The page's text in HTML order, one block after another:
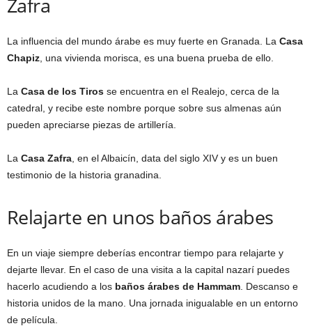
Zafra
La influencia del mundo árabe es muy fuerte en Granada. La Casa
Chapiz , una vivienda morisca, es una buena prueba de ello.
La Casa de los Tiros se encuentra en el Realejo, cerca de la
catedral, y recibe este nombre porque sobre sus almenas aún
pueden apreciarse piezas de artillería.
La Casa Zafra , en el Albaicín, data del siglo XIV y es un buen
testimonio de la historia granadina.
Relajarte en unos baños árabes
En un viaje siempre deberías encontrar tiempo para relajarte y
dejarte llevar. En el caso de una visita a la capital nazarí puedes
hacerlo acudiendo a los baños árabes de Hammam . Descanso e
historia unidos de la mano. Una jornada inigualable en un entorno
de película.